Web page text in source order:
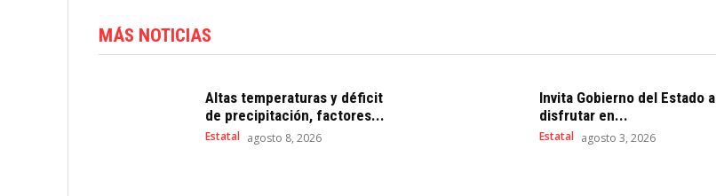
MÁS NOTICIAS
Altas temperaturas y déficit
de precipitación, factores...
Estatal agosto 8, 2026
Invita Gobierno del Estado a
disfrutar en...
Estatal agosto 3, 2026